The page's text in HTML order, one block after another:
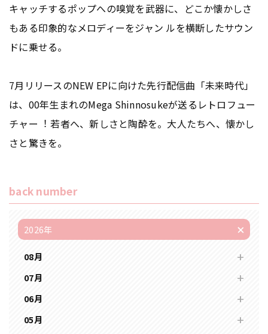
キャッチするポップへの嗅覚を武器に、どこか懐かしさ
もある印象的なメロディーをジャン ルを横断したサウン
ドに乗せる。
7月リリースのNEW EPに向けた先行配信曲「未来時代」
は、00年⽣まれのMega Shinnosukeが送るレトロフュー
チャー︕ 若者へ、新しさと陶酔を。⼤⼈たちへ、懐かし
さと驚きを。
back number
2026年
08月
07月
06月
05月